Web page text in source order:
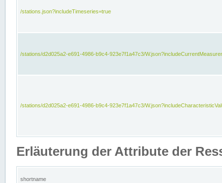
/stations.json?includeTimeseries=true
/stations/d2d025a2-e691-4986-b9c4-923e7f1a47c3/
/stations/d2d025a2-e691-4986-b9c4-923e7f1a47c3/
Erläuterung der Attribute der
shortname